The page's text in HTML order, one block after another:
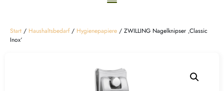
Start / Haushaltsbedarf/ Hygienepapiere / ZWILLING Nagelknipser ‚Classic
Inox‘